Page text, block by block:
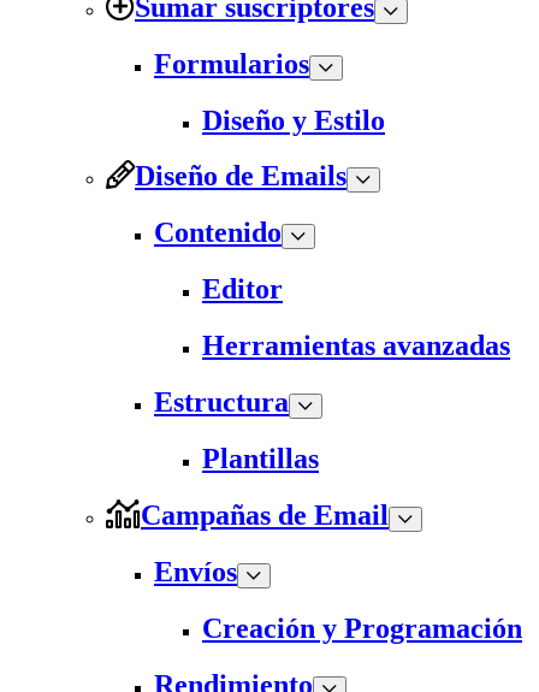
Sumar suscriptores
Formularios
Diseño y Estilo
Diseño de Emails
Contenido
Editor
Herramientas avanzadas
Estructura
Plantillas
Campañas de Email
Envíos
Creación y Programación
Rendimiento